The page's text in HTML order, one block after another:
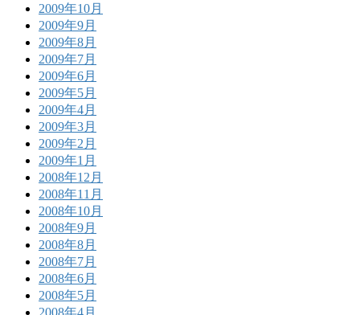
2009年10月
2009年9月
2009年8月
2009年7月
2009年6月
2009年5月
2009年4月
2009年3月
2009年2月
2009年1月
2008年12月
2008年11月
2008年10月
2008年9月
2008年8月
2008年7月
2008年6月
2008年5月
2008年4月